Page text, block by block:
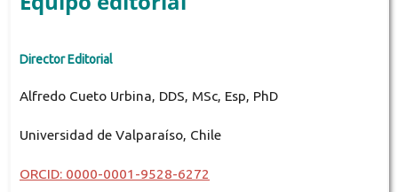
Director Editorial
Alfredo Cueto Urbina, DDS, MSc, Esp, PhD
Universidad de Valparaíso, Chile
ORCID: 0000-0001-9528-6272